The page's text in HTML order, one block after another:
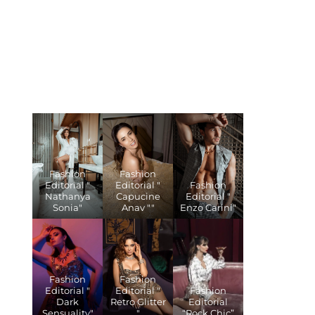
Fashion
Editorial "
Nathanya
Sonia"
Fashion
Editorial "
Capucine
Anav ""
Fashion
Editorial "
Enzo Carini"
Fashion
Editorial "
Dark
Sensuality"
Fashion
Editorial "
Retro Glitter
"
Fashion
Editorial
“Rock Chic”